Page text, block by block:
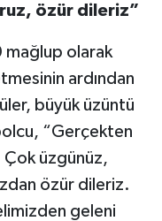
özür dileriz”
mağlup olarak
ardından
büyük üzüntü
“Gerçekten
üzgünüz,
özür dileriz.
geleni